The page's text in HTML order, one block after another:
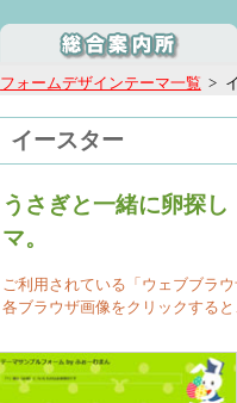
フォームデザインテーマ一覧 >
イースター
うさぎと一緒に卵探
マ。
ご利用されている「ウェブブラ
各ブラウザ画像をクリックする